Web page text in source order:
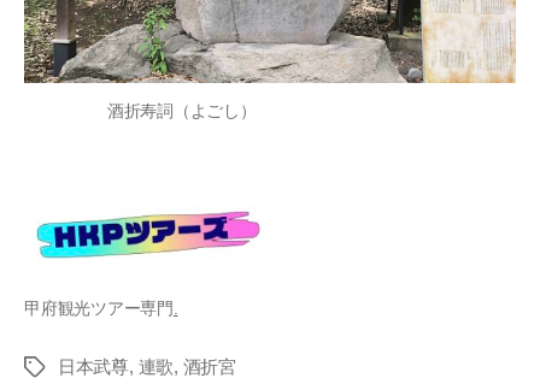
酒折寿詞（よごし）
甲府観光ツアー専門
タ
日本武尊, 連歌, 酒折宮